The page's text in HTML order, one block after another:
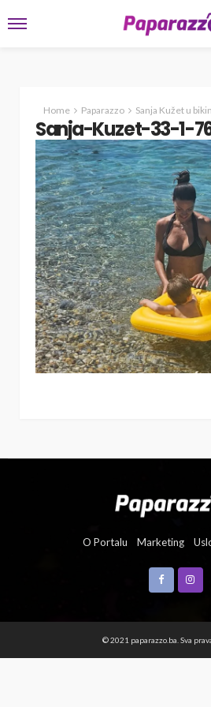
Home Paparazzo Sanja Kužet u
Sanja-Kuzet-33-1-
O Portalu Marketing
© 2021 paparazzo.ba. Sva